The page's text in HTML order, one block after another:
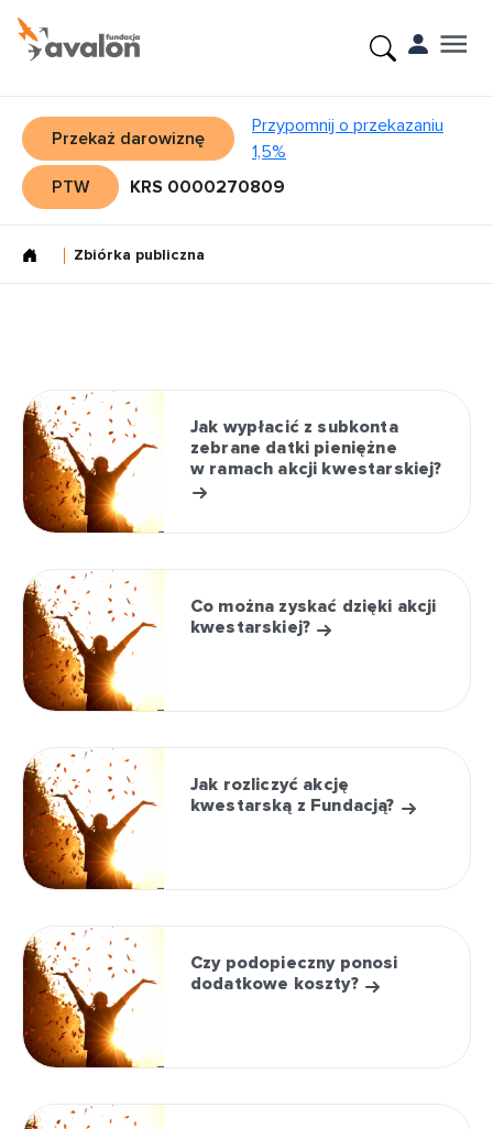
Przekaż darowiznę
Przypomnij o przekazaniu
1,5%
PTW
KRS 0000270809
Zbiórka publiczna
Jak wypłacić z subkonta
zebrane datki pieniężne
w ramach akcji kwestarskiej?
Co można zyskać dzięki akcji
kwestarskiej?
Jak rozliczyć akcję
kwestarską z Fundacją?
Czy podopieczny ponosi
dodatkowe koszty?